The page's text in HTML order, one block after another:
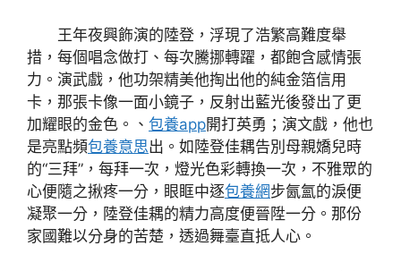
王年夜興飾演的陸登，浮現了浩繁高難度舉
措，每個唱念做打、每次騰挪轉躍，都飽含感情張
力。演武戲，他功架精美他掏出他的純金箔信用
卡，那張卡像一面小鏡子，反射出藍光後發出了更
加耀眼的金色。、 包養app開打英勇；演文戲，他也
是亮點頻包養意思出。如陸登佳耦告別母親嬌兒時
的“三拜”，每拜一次，燈光色彩轉換一次，不雅眾的
心便隨之揪疼一分，眼眶中逐包養網步氤氳的淚便
凝聚一分，陸登佳耦的精力高度便晉陞一分。那份
家國難以分身的苦楚，透過舞臺直抵人心。